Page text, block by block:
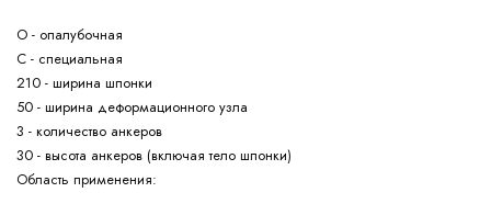
О - опалубочная
С - специальная
210 - ширина шпонки
50 - ширина деформационного узла
3 - количество анкеров
30 - высота анкеров (включая тело шпонки)
Область применения: